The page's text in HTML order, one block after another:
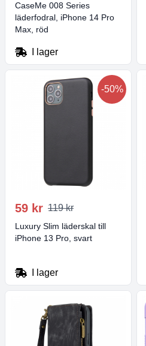
CaseMe 008 Series
läderfodral, iPhone 14 Pro
Max, röd
I lager
-50%
59 kr 119 kr
Luxury Slim läderskal till
iPhone 13 Pro, svart
I lager